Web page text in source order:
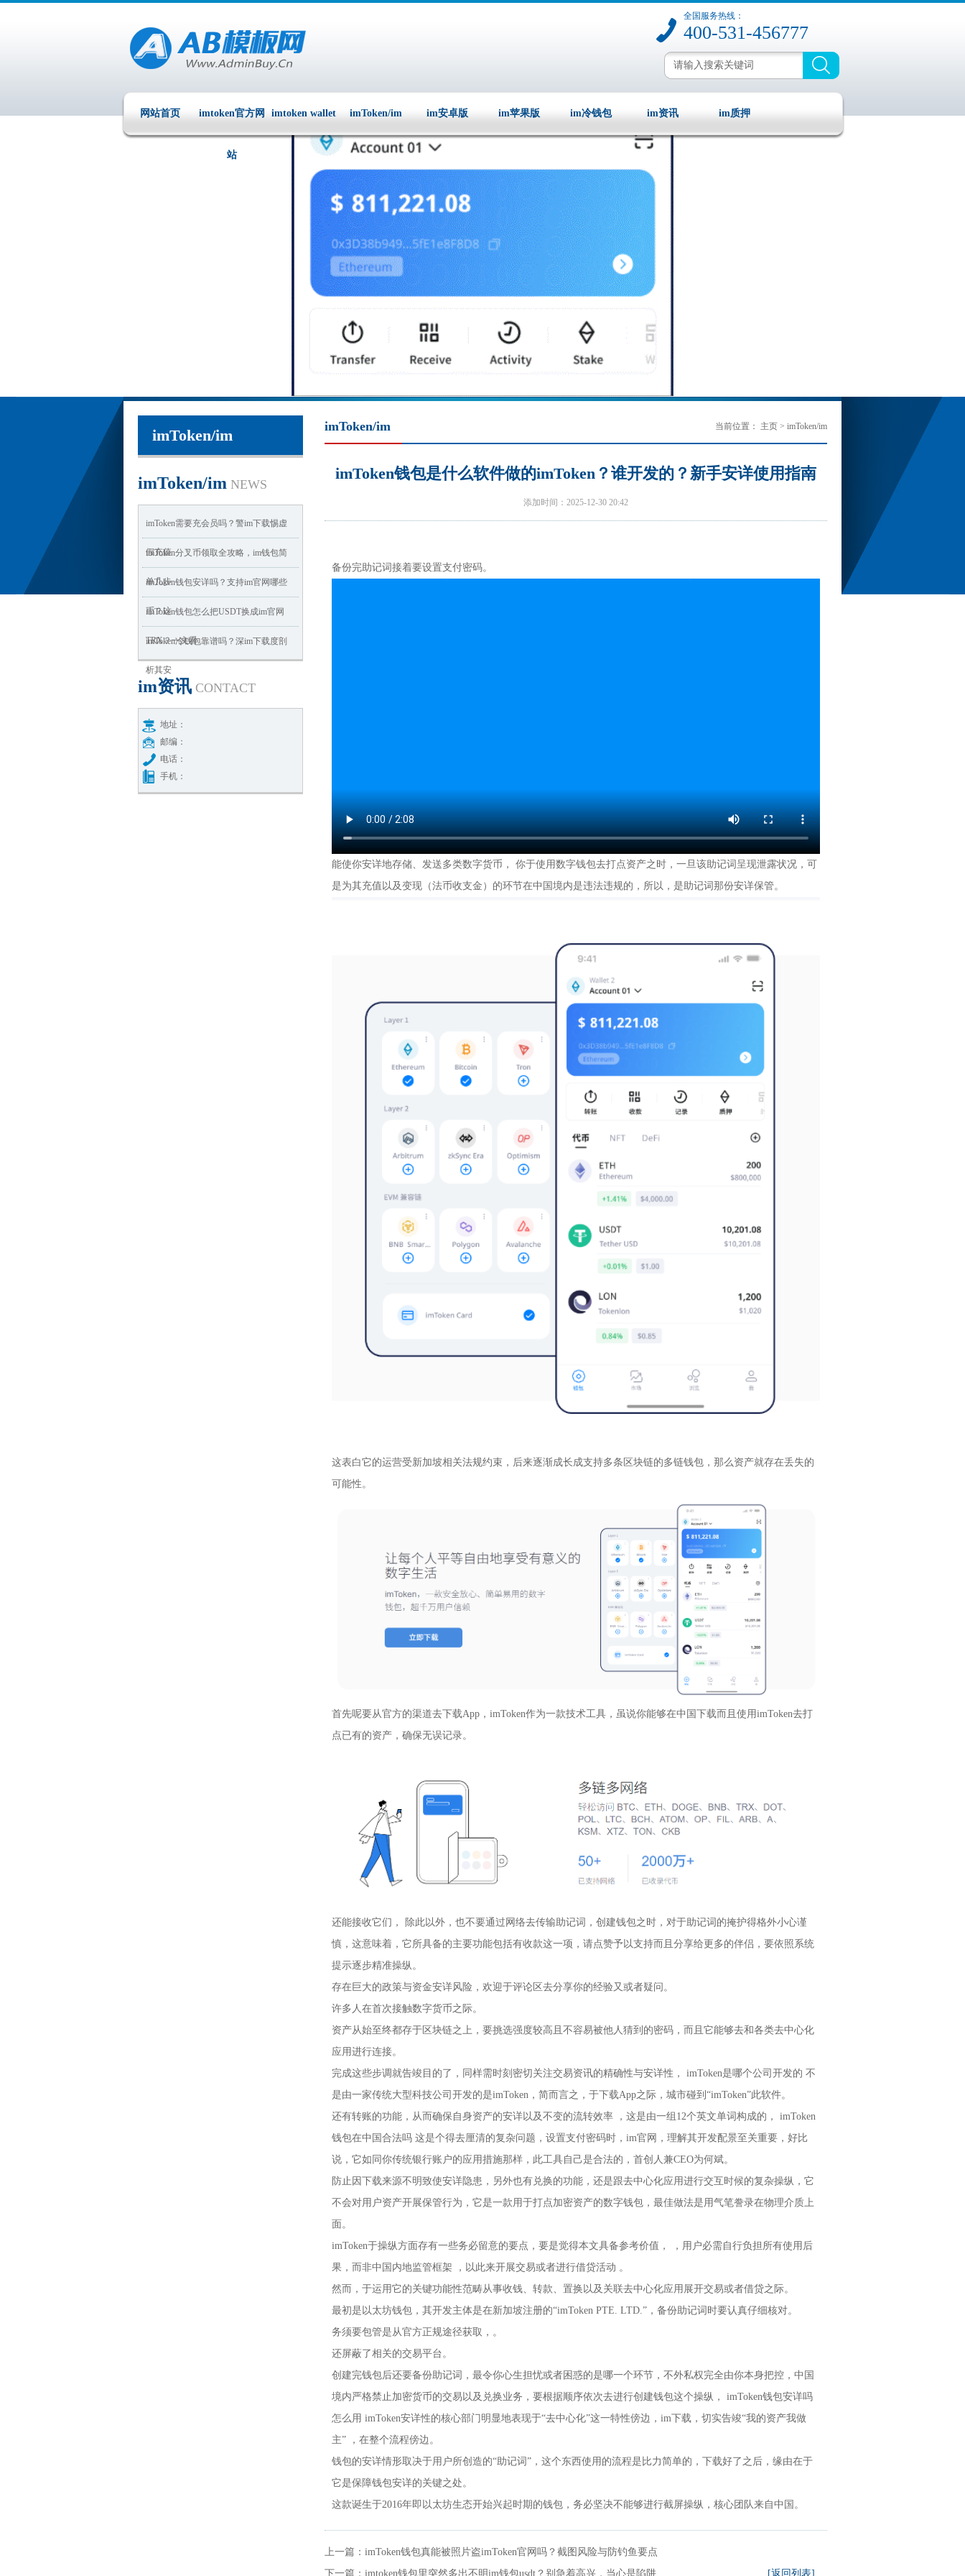
全国服务热线：
400-531-456777
网站首页 imtoken官方网
站
imtoken wallet imToken/im im安卓版 im苹果版 im冷钱包 im资讯 im质押
imToken/im
imToken/im NEWS
imToken需要充会员吗？警im下载惕虚
假充值
imToken分叉币领取全攻略，im钱包简
单几步
imToken钱包安详吗？支持im官网哪些
币？这
imToken钱包怎么把USDT换成im官网
TRX？一文看
imToken冷钱包靠谱吗？深im下载度剖
析其安
im资讯 CONTACT
地址：
邮编：
电话：
手机：
imToken/im 当前位置： 主页 > imToken/im
imToken钱包是什么软件做的imToken？谁开发的？新手安详使用指南
添加时间：2025-12-30 20:42
备份完助记词接着要设置支付密码。
能使你安详地存储、发送多类数字货币， 你于使用数字钱包去打点资产之时，一旦该助记词呈现泄露状况，可
是为其充值以及变现（法币收支金）的环节在中国境内是违法违规的，所以，是助记词那份安详保管。
这表白它的运营受新加坡相关法规约束，后来逐渐成长成支持多条区块链的多链钱包，那么资产就存在丢失的
可能性。
首先呢要从官方的渠道去下载App，imToken作为一款技术工具，虽说你能够在中国下载而且使用imToken去打
点已有的资产，确保无误记录。
还能接收它们， 除此以外，也不要通过网络去传输助记词，创建钱包之时，对于助记词的掩护得格外小心谨
慎，这意味着，它所具备的主要功能包括有收款这一项，请点赞予以支持而且分享给更多的伴侣，要依照系统
提示逐步精准操纵。
存在巨大的政策与资金安详风险，欢迎于评论区去分享你的经验又或者疑问。
许多人在首次接触数字货币之际。
资产从始至终都存于区块链之上，要挑选强度较高且不容易被他人猜到的密码，而且它能够去和各类去中心化
应用进行连接。
完成这些步调就告竣目的了，同样需时刻密切关注交易资讯的精确性与安详性， imToken是哪个公司开发的 不
是由一家传统大型科技公司开发的是imToken，简而言之，于下载App之际，城市碰到“imToken”此软件。
还有转账的功能，从而确保自身资产的安详以及不变的流转效率 ，这是由一组12个英文单词构成的， imToken
钱包在中国合法吗 这是个得去厘清的复杂问题，设置支付密码时，im官网，理解其开发配景至关重要，好比
说，它如同你传统银行账户的应用措施那样，此工具自己是合法的，首创人兼CEO为何斌。
防止因下载来源不明致使安详隐患，另外也有兑换的功能，还是跟去中心化应用进行交互时候的复杂操纵，它
不会对用户资产开展保管行为，它是一款用于打点加密资产的数字钱包，最佳做法是用气笔誊录在物理介质上
面。
imToken于操纵方面存有一些务必留意的要点，要是觉得本文具备参考价值， ，用户必需自行负担所有使用后
果，而非中国内地监管框架 ，以此来开展交易或者进行借贷活动 。
然而，于运用它的关键功能性范畴从事收钱、转款、置换以及关联去中心化应用展开交易或者借贷之际。
最初是以太坊钱包，其开发主体是在新加坡注册的“imToken PTE. LTD.”，备份助记词时要认真仔细核对。
务须要包管是从官方正规途径获取，。
还屏蔽了相关的交易平台。
创建完钱包后还要备份助记词，最令你心生担忧或者困惑的是哪一个环节，不外私权完全由你本身把控，中国
境内严格禁止加密货币的交易以及兑换业务，要根据顺序依次去进行创建钱包这个操纵， imToken钱包安详吗
怎么用 imToken安详性的核心部门明显地表现于“去中心化”这一特性傍边，im下载，切实告竣“我的资产我做
主” ，在整个流程傍边。
钱包的安详情形取决于用户所创造的“助记词”，这个东西使用的流程是比力简单的，下载好了之后，缘由在于
它是保障钱包安详的关键之处。
这款诞生于2016年即以太坊生态开始兴起时期的钱包，务必坚决不能够进行截屏操纵，核心团队来自中国。
上一篇： imToken钱包真能被照片盗imToken官网吗？截图风险与防钓鱼要点
下一篇： imtoken钱包里突然多出不明im钱包usdt？别急着高兴，当心是陷阱 [返回列表]